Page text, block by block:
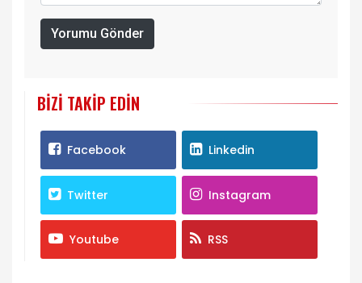
Yorumu Gönder
BIZI TAKIP EDIN
Facebook Linkedin
Twitter Instagram
Youtube RSS